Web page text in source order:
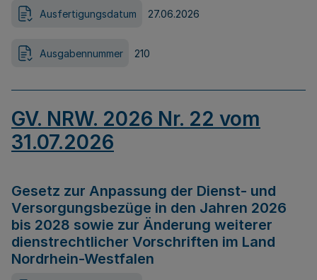
Ausfertigungsdatum 27.06.2026
Ausgabennummer 210
GV. NRW. 2026 Nr. 22 vom
31.07.2026
Gesetz zur Anpassung der Dienst- und
Versorgungsbezüge in den Jahren 2026
bis 2028 sowie zur Änderung weiterer
dienstrechtlicher Vorschriften im Land
Nordrhein-Westfalen